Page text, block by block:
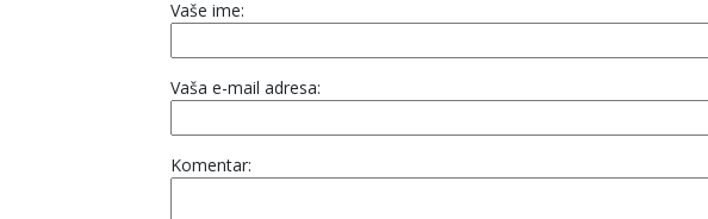
Vaše ime:
Vaša e-mail adresa:
Komentar: